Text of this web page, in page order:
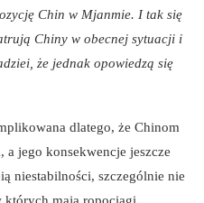
Chin w Mjanmie. I tak się
Chiny w obecnej sytuacji i
że jednak opowiedzą się
dlatego, że Chinom
a jego konsekwencje jeszcze
niestabilności, szczególnie nie